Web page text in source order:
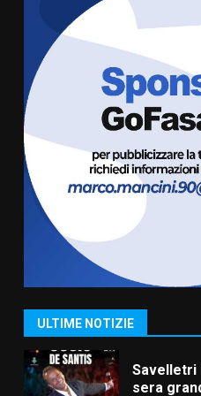
ULTIME NOTIZIE
arma da
6 Agosto
7
Carta
piano di
Fasano
6 Agosto
1
La
Savelletri
sera